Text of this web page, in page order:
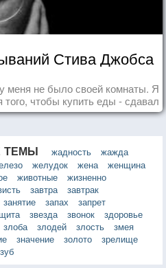
Стива Джобса
меня не было своей комнаты. Я
чтобы купить еды - сдавал
под кока-колы"
ТЕМЫ жадность
жажда
желудок жена
женщина
животные
жизненно
завтра
завтрак
занятие запах
запрет
звезда звонок
здоровье
злоба злодей злость
змея
значение золото
зрелище
зуб